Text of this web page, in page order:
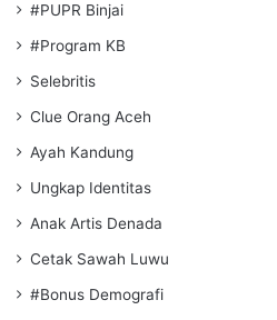
#PUPR Binjai
#Program KB
Selebritis
Clue Orang Aceh
Ayah Kandung
Ungkap Identitas
Anak Artis Denada
Cetak Sawah Luwu
#Bonus Demografi